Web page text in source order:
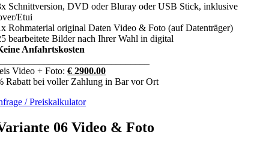
Schnittversion, DVDoderBluray oder USB Stick, inklusive
Etui
Rohmaterial original Daten Video & Foto (auf Datenträger)
bearbeitete Bilder nach Ihrer Wahl in digital
Anfahrtskosten
Video + Foto:€ 2900.00
Rabatt bei voller Zahlung in Bar vor Ort
/ Preiskalkulator
06 Video & Foto